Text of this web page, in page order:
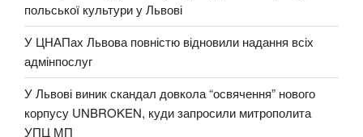
польської культури у Львові
У ЦНАПах Львова повністю відновили надання всіх
адмінпослуг
У Львові виник скандал довкола “освячення” нового
корпусу UNBROKEN, куди запросили митрополита
УПЦ МП